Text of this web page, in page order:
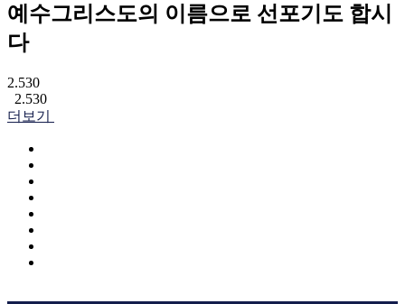
예수그리스도의 이름으로 선포기도 합시
다
2.530
2.530
더보기